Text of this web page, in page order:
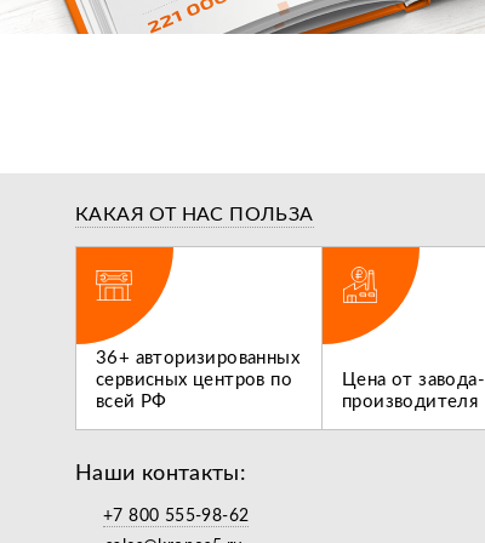
КАКАЯ ОТ НАС ПОЛЬЗА
36+ авторизированных
сервисных центров по
всей РФ
Цена от завода-
производителя
Наши контакты:
+7 800 555-98-62